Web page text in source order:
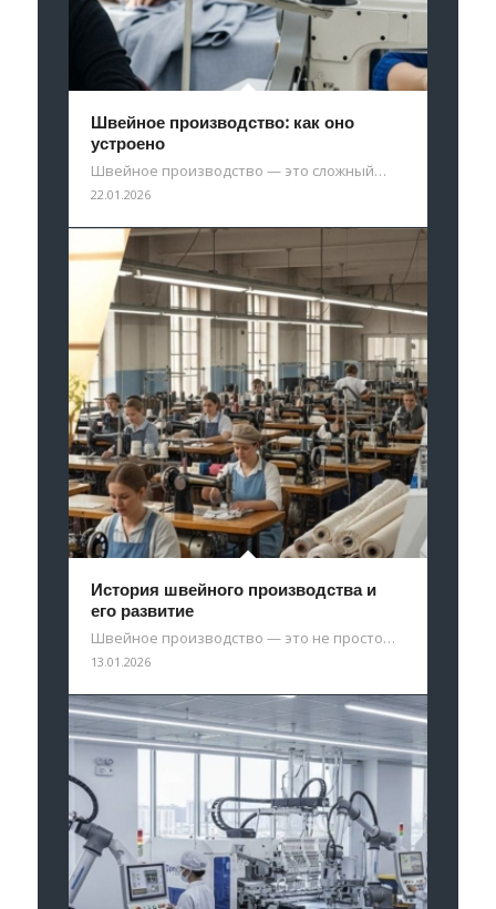
Швейное производство: как оно
устроено
Швейное производство — это сложный…
22.01.2026
История швейного производства и
его развитие
Швейное производство — это не просто…
13.01.2026